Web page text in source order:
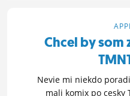
MÔJ PROFIL
NASTAVENIA
Chcel by
Nevie mi niekdo
mali komix po cesky